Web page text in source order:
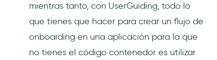
mientras tanto, con UserGuiding, todo lo
que tienes que hacer para crear un flujo de
onboarding en una aplicación para la que
no tienes el código contenedor es utilizar